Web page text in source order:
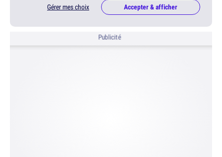
Gérer mes choix Accepter & afficher
Publicité